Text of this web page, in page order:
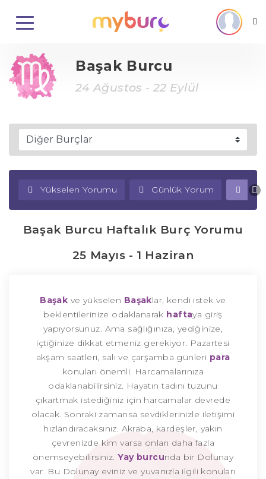
Başak Burcu
24 Ağustos - 22 Eylül
Yükselen Yorumu Günlük Yorum
Başak Burcu Haftalık Burç Yorumu
25 Mayıs - 1 Haziran
Başak ve yükselen Başaklar, kendi istek ve
beklentilerinize odaklanarak haftaya giriş
yapıyorsunuz. Ama sağlığınıza, yediğinize,
içtiğinize dikkat etmeniz gerekiyor. Pazartesi
akşam saatleri, salı ve çarşamba günleri para
konuları önemli. Harcamalarınıza
odaklanabilirsiniz. Hayatın tadını tuzunu
çıkartmak istediğiniz için harcamalar devrede
olacak. Sonraki zamansa sevdiklerinizle iletişimi
hızlandıracaksınız. Akraba, kardeşler, yakın
çevrenizde kim varsa onları daha fazla
önemseyebilirsiniz.Yay burcunda bir Dolunay
var. Bu Dolunay eviniz ve yuvanızla ilgili konuları